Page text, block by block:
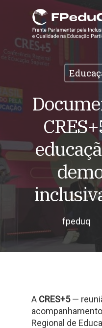
content
fpeduq
A CRES+5—
Regional de